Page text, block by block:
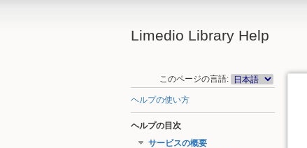
Limedio Library Help
このページの言語:
ヘルプの使い方
ヘルプの目次
サービスの概要